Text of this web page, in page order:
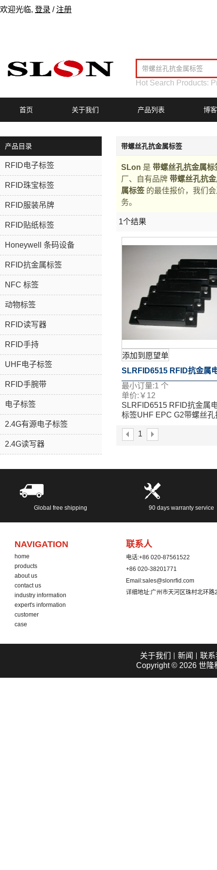
欢迎光临, 登录 / 注册
Hot Search Products:
首页 关于我们 产品列表 博客
产品目录
RFID电子标签
RFID珠宝标签
RFID服装吊牌
RFID贴纸标签
Honeywell 条码设备
RFID抗金属标签
NFC 标签
动物标签
RFID读写器
RFID手持
UHF电子标签
RFID手腕带
电子标签
2.4G有源电子标签
2.4G读写器
带螺丝孔抗金属标签
SLon 是 带螺丝孔抗金属标
厂、自有品牌 带螺丝孔抗
属标签 的最佳报价，我们
务。
1个结果
添加到愿望单
SLRFID6515 RFID抗金属
标签UHF EPC G2带螺丝孔
属标签
最小订量:1 个
单价: ￥ 12
SLRFID6515 RFID抗金属
标签UHF EPC G2带螺丝孔
1
Global free shipping 90 days warranty service
NAVIGATION
home
products
about us
contact us
industry information
expert's information
customer
case
联系人
电话:+86 020-87561522
+86 020-38201771
Email:sales@slonrfid.com
详细地址:广州市天河区珠村北环
关于我们 新闻
联
Copyright © 2026 世隆